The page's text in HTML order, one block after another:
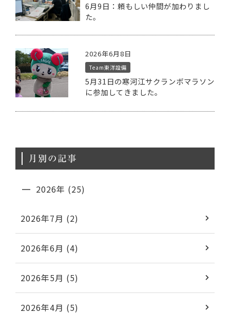
6月9日：頼もしい仲間が加わりまし
た。
2026年6月8日
Team東洋設備
5月31日の寒河江サクランボマラソン
に参加してきました。
月別の記事
2026年 (25)
2026年7月 (2)
2026年6月 (4)
2026年5月 (5)
2026年4月 (5)